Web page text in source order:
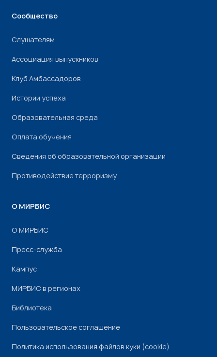
Сообщество
Слушателям
Ассоциация выпускников
Клуб Амбассадоров
Истории успеха
Образовательная среда
Оплата обучения
Сведения об образовательной организации
Противодействие терроризму
О МИРБИС
О МИРБИС
Пресс-служба
Кампус
МИРБИС в регионах
Библиотека
Пользовательское соглашение
Политика использования файлов куки (cookie)